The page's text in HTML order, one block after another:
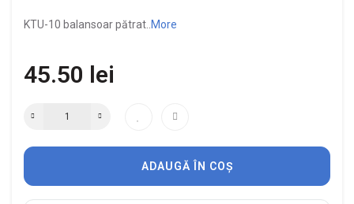
KTU-10 balansoar pătrat.. More
45.50 lei
ADAUGĂ ÎN COȘ